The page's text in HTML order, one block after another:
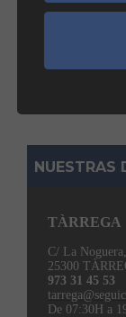
NUESTRAS
TÀRREGA
C/ La
25300
973 31 45 53
De 07:30H a